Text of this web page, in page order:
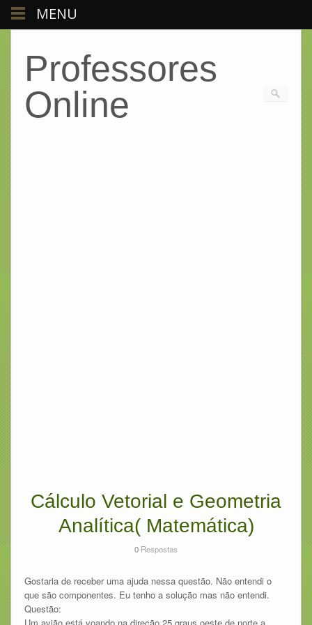
Professores
Online
Cálculo Vetorial e Geometria
Analítica( Matemática)
0 Respostas
Gostaria de receber uma ajuda nessa questão. Não entendi o
que são componentes. Eu tenho a solução mas não entendi.
Questão:
MENU